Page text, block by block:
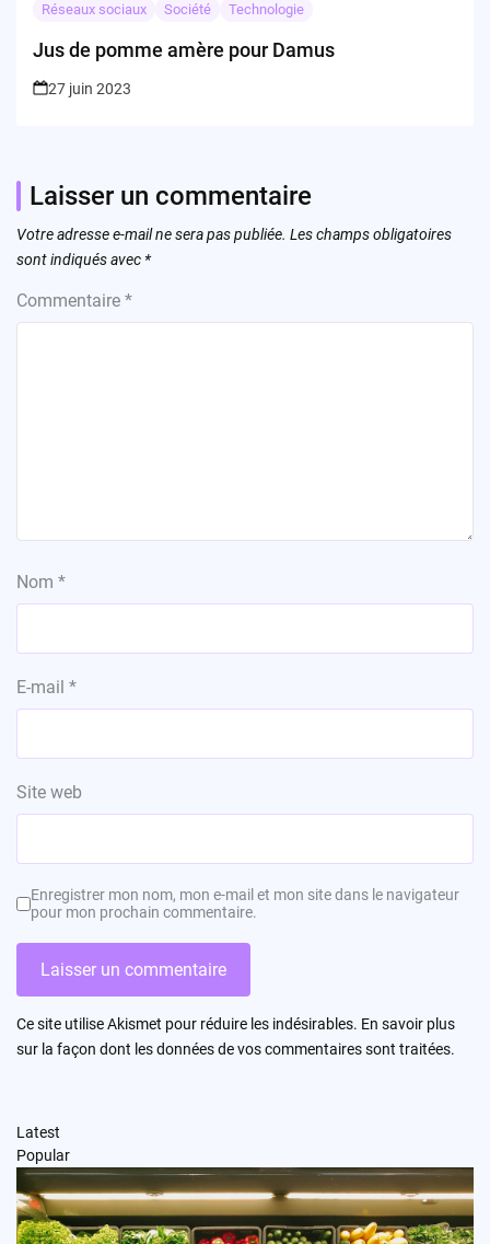
Réseaux sociaux Société Technologie
Jus de pomme amère pour Damus
27 juin 2023
Laisser un commentaire
Votre adresse e-mail ne sera pas publiée. Les champs obligatoires
sont indiqués avec *
Commentaire *
Nom *
E-mail *
Site web
Enregistrer mon nom, mon e-mail et mon site dans le navigateur
pour mon prochain commentaire.
Ce site utilise Akismet pour réduire les indésirables. En savoir plus
sur la façon dont les données de vos commentaires sont traitées.
Latest
Popular